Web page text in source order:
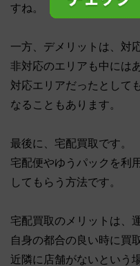
すね。
一方、デメリットは、対
非対応のエリアも中には
対応エリアだったとして
なることもあります。
最後に、宅配買取です。
宅配便やゆうパックを利
してもらう方法です。
宅配買取のメリットは、
自身の都合の良い時に買
近隣に店舗がないという